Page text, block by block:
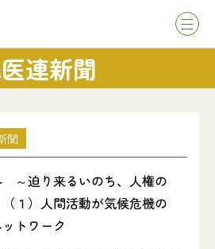
連新聞
聞
～迫り来るいのち、人権の
）人間活動が気候危機の
トワーク